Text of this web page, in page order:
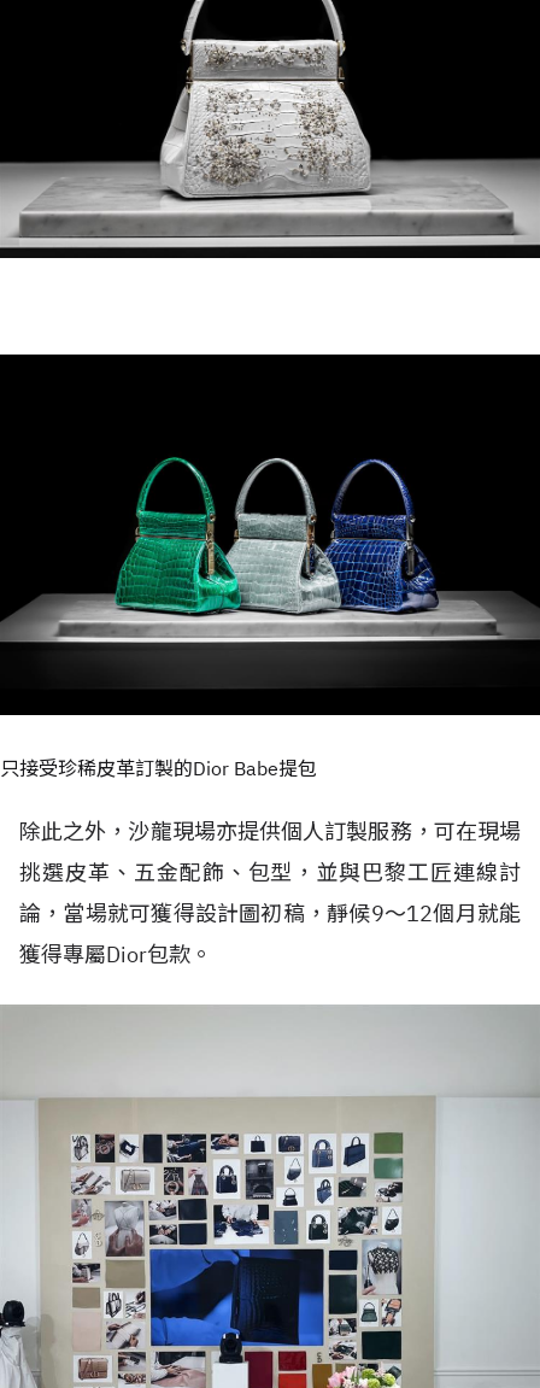
只接受珍稀皮革訂製的Dior Babe提包
除此之外，沙龍現場亦提供個人訂製服務，可在現場
挑選皮革、五金配飾、包型，並與巴黎工匠連線討
論，當場就可獲得設計圖初稿，靜候9～12個月就能
獲得專屬Dior包款。